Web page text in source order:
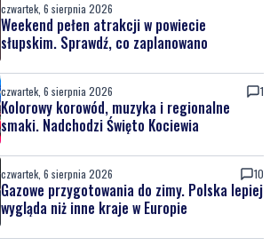
czwartek, 6 sierpnia 2026
Weekend pełen atrakcji w powiecie
słupskim. Sprawdź, co zaplanowano
czwartek, 6 sierpnia 2026 1
Kolorowy korowód, muzyka i regionalne
smaki. Nadchodzi Święto Kociewia
czwartek, 6 sierpnia 2026 10
Gazowe przygotowania do zimy. Polska lepiej
wygląda niż inne kraje w Europie